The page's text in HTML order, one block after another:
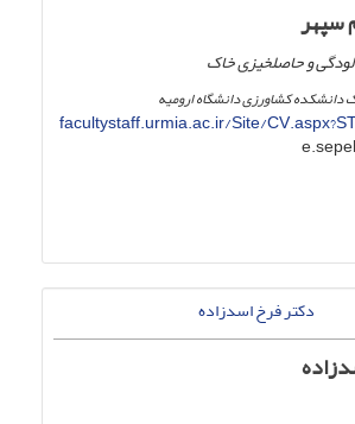
سپهر
و حاصلخیزی خاک
دانشکده کشاورزی دانشگاه ارومیه
facultystaff.urmia.ac.ir/Site/